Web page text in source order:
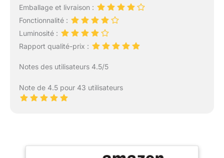
Emballage et livraison :
Fonctionnalité :
Luminosité :
Rapport qualité-prix :
Notes des utilisateurs 4.5/5
Note de 4.5 pour 43 utilisateurs